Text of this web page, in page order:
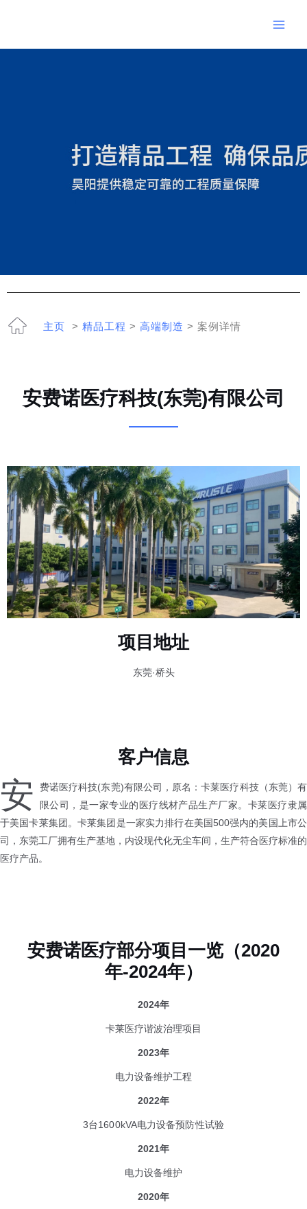
主页 > 精品工程 > 高端制造 > 案例详情
安费诺医疗科技(东莞)有限公司
项目地址
东莞·桥头
客户信息
安
费诺医疗科技(东莞)有限公司，原名：卡莱医疗科技（东莞）有
限公司，是一家专业的医疗线材产品生产厂家。卡莱医疗隶属
于美国卡莱集团。卡莱集团是一家实力排行在美国500强内的美国上市公
司，东莞工厂拥有生产基地，内设现代化无尘车间，生产符合医疗标准的
医疗产品。
安费诺医疗部分项目一览（2020
年-2024年）
2024年
卡莱医疗谐波治理项目
2023年
电力设备维护工程
2022年
3台1600kVA电力设备预防性试验
2021年
电力设备维护
2020年